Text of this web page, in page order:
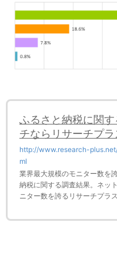
ふるさと納税に関
チならリサーチプラ
http://www.research-
ml
業界最大規模のモニター数を
納税に関する調査結果。ネッ
ニター数を誇るリサーチプラス